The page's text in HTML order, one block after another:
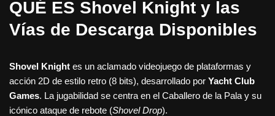
QUÉ ES Shovel Knight y las
Vías de Descarga Disponibles
Shovel Knight es un aclamado videojuego de plataformas y
acción 2D de estilo retro (8 bits), desarrollado por Yacht Club
Games. La jugabilidad se centra en el Caballero de la Pala y su
icónico ataque de rebote (Shovel Drop).